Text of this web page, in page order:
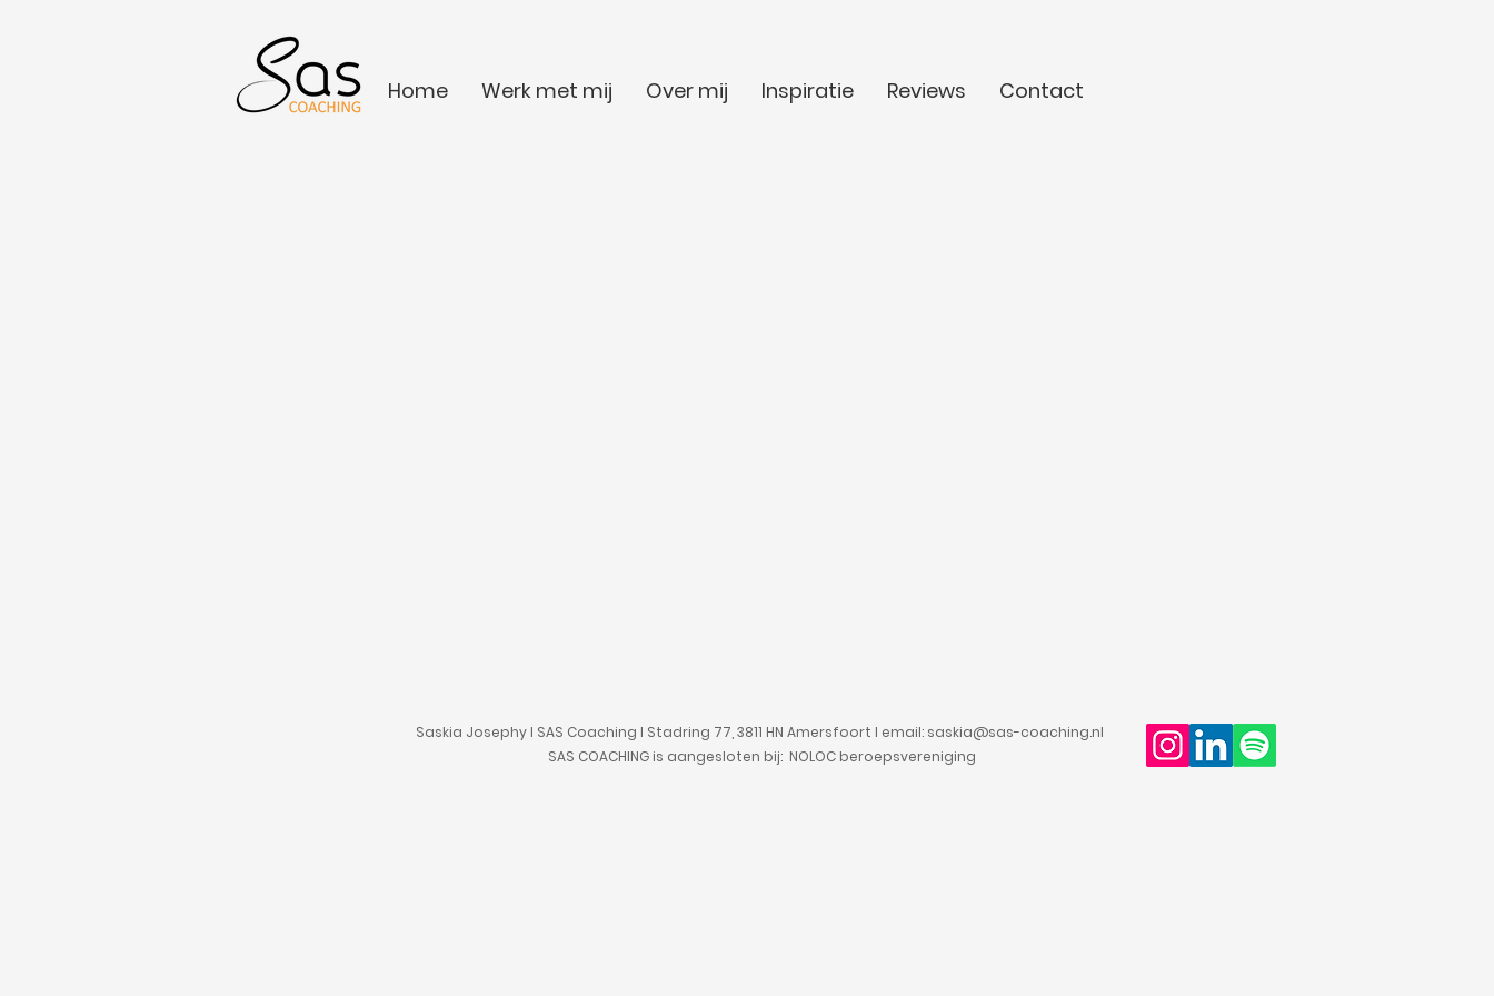
Home Werk met mij Over mij Inspiratie Reviews Contact
Saskia Josephy I SAS Coaching I Stadring 77, 3811 HN Amersfoort I email: saskia@sas-coaching.nl
SAS COACHING is aangesloten bij: NOLOC beroepsvereniging